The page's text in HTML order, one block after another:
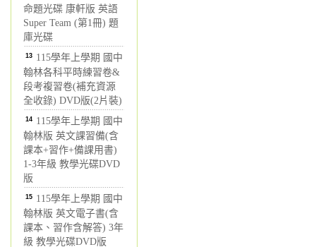
命題光碟 康軒版 英語
Super Team (第1冊) 題
庫光碟
13 115學年上學期 國中
翰林各科平時練習卷&
段考複習卷(補充資源
全收錄) DVD版(2片裝)
14 115學年上學期 國中
翰林版 英文課習備(含
課本+習作+備課用書)
1-3年級 教學光碟DVD
版
15 115學年上學期 國中
翰林版 英文電子書(含
課本、習作含解答) 3年
級 教學光碟DVD版